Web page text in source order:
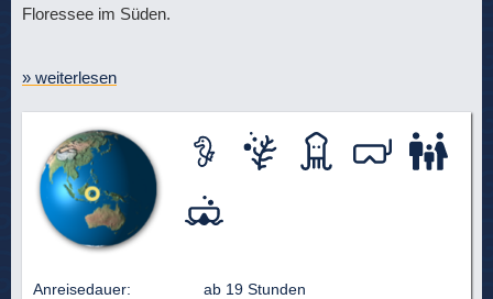
Anreisedauer: ab 19 Stunden
Floressee im Süden.
» weiterlesen